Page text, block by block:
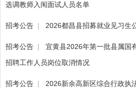
选调教师入闱面试人员名单
招考公告 | 2026都昌县招募就业见习生
招考公告 |
宜黄县2026年第一批县属国
招聘工作人员岗位取消情况
招考公告 |
2026新余高新区综合行政执